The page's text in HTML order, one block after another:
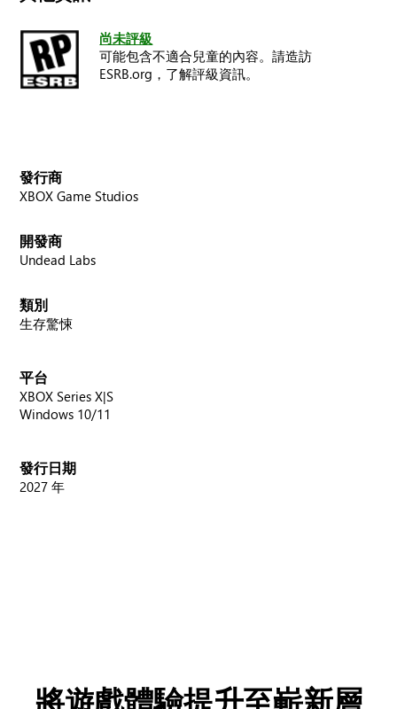
尚未評級
可能包含不適合兒童的內容。請造訪
ESRB.org，了解評級資訊。
發行商
XBOX Game Studios
開發商
Undead Labs
類別
生存驚悚
平台
XBOX Series X|S
Windows 10/11
發行日期
2027 年